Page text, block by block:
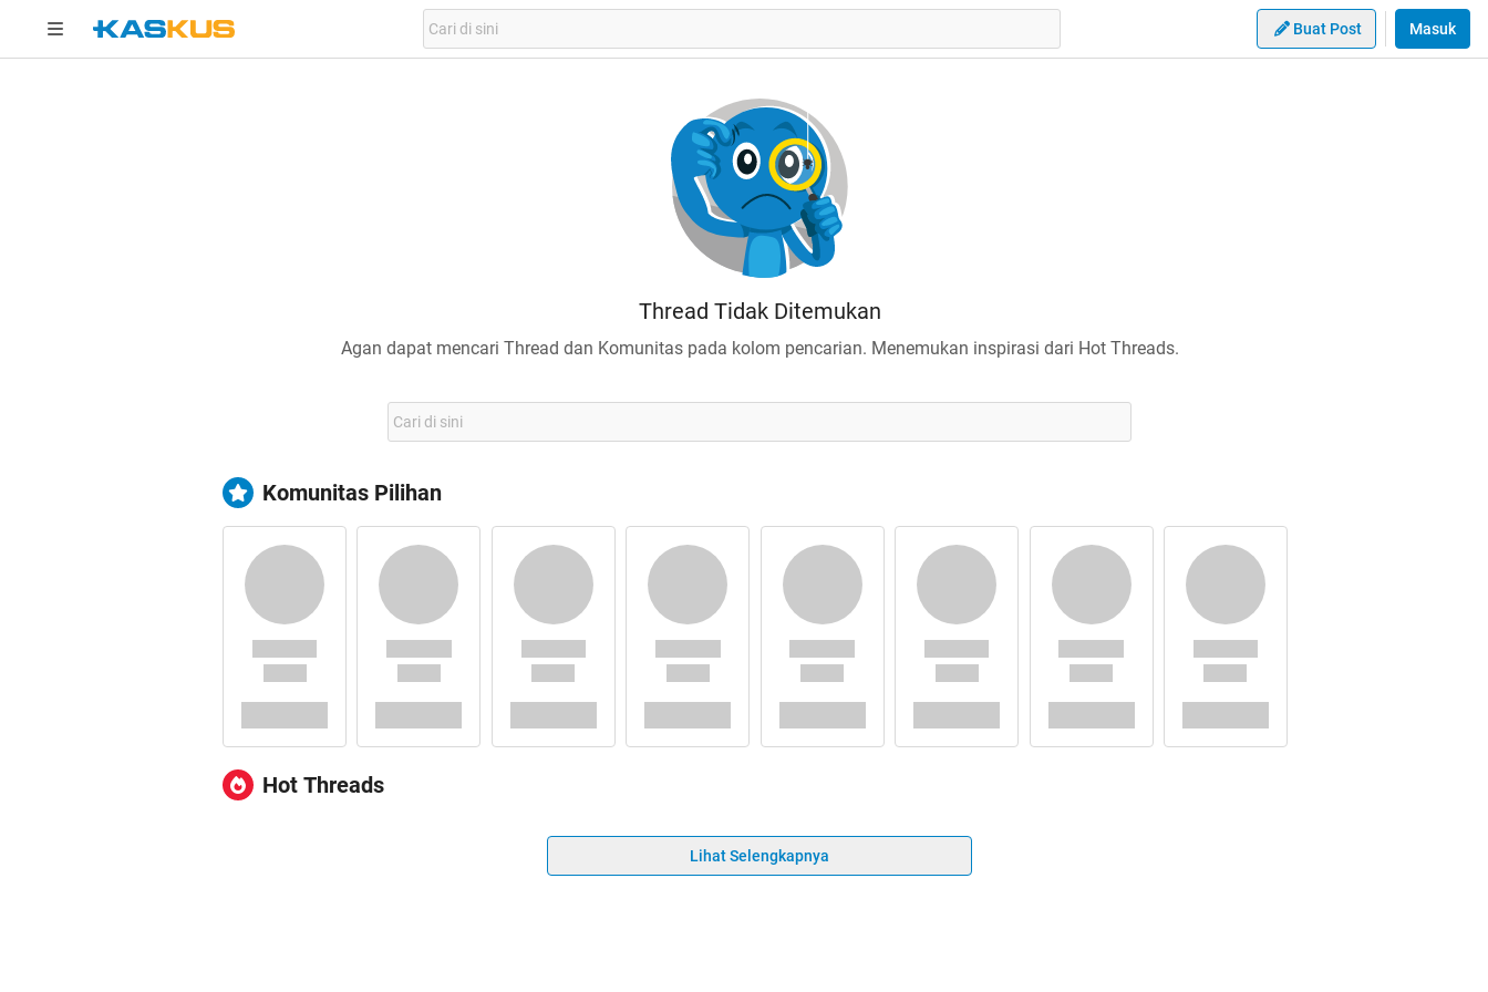
Buat Post Masuk
Thread Tidak Ditemukan
Agan dapat mencari Thread dan Komunitas pada kolom pencarian. Menemukan inspirasi dari Hot Threads.
Komunitas Pilihan
Hot Threads
Lihat Selengkapnya